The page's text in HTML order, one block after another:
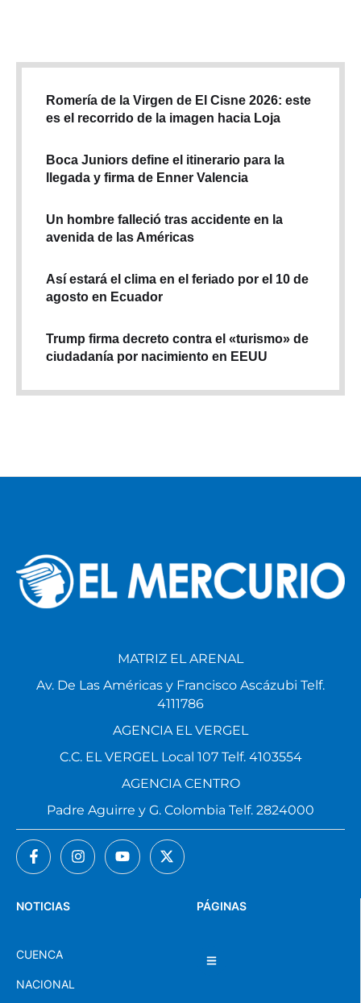
Romería de la Virgen de El Cisne 2026: este
es el recorrido de la imagen hacia Loja
Boca Juniors define el itinerario para la
llegada y firma de Enner Valencia
Un hombre falleció tras accidente en la
avenida de las Américas
Así estará el clima en el feriado por el 10 de
agosto en Ecuador
Trump firma decreto contra el «turismo» de
ciudadanía por nacimiento en EEUU
PÁGINAS
NOTICIAS
CUENCA
NACIONAL
MATRIZ EL ARENAL
Av. De Las Américas y Francisco Ascázubi Telf.
4111786
AGENCIA EL VERGEL
C.C. EL VERGEL Local 107 Telf. 4103554
AGENCIA CENTRO
Padre Aguirre y G. Colombia Telf. 2824000